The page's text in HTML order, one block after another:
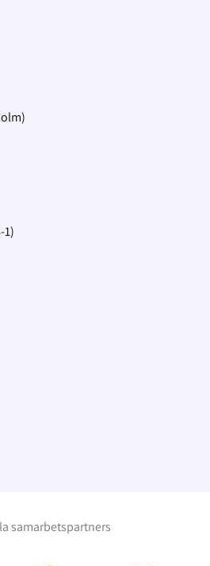
1)
samarbetspartners